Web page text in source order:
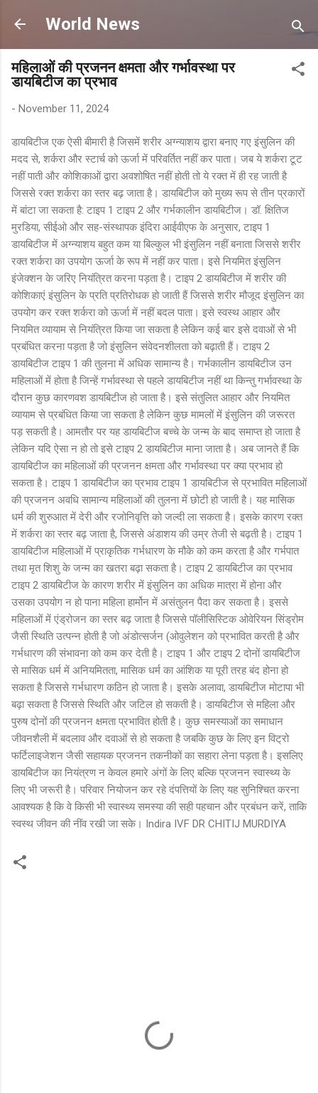
Skip to main content
World News
महिलाओं की प्रजनन क्षमता और गर्भावस्था पर
डायबिटीज का प्रभाव
- November 11, 2024
डायबिटीज एक ऐसी बीमारी है जिसमें शरीर अग्न्याशय द्वारा बनाए गए इंसुलिन की
मदद से, शर्करा और स्टार्च को ऊर्जा में परिवर्तित नहीं कर पाता। जब ये शर्करा टूट
नहीं पाती और कोशिकाओं द्वारा अवशोषित नहीं होती तो ये रक्त में ही रह जाती है
जिससे रक्त शर्करा का स्तर बढ़ जाता है। डायबिटीज को मुख्य रूप से तीन प्रकारों
में बांटा जा सकता है: टाइप 1 टाइप 2 और गर्भकालीन डायबिटीज। डॉ. क्षितिज
मुरडिया, सीईओ और सह-संस्थापक इंदिरा आईवीएफ के अनुसार, टाइप 1
डायबिटीज में अग्न्याशय बहुत कम या बिल्कुल भी इंसुलिन नहीं बनाता जिससे शरीर
रक्त शर्करा का उपयोग ऊर्जा के रूप में नहीं कर पाता। इसे नियमित इंसुलिन
इंजेक्शन के जरिए नियंत्रित करना पड़ता है। टाइप 2 डायबिटीज में शरीर की
कोशिकाएं इंसुलिन के प्रति प्रतिरोधक हो जाती हैं जिससे शरीर मौजूद इंसुलिन का
उपयोग कर रक्त शर्करा को ऊर्जा में नहीं बदल पाता। इसे स्वस्थ आहार और
नियमित व्यायाम से नियंत्रित किया जा सकता है लेकिन कई बार इसे दवाओं से भी
प्रबंधित करना पड़ता है जो इंसुलिन संवेदनशीलता को बढ़ाती हैं। टाइप 2
डायबिटीज टाइप 1 की तुलना में अधिक सामान्य है। गर्भकालीन डायबिटीज उन
महिलाओं में होता है जिन्हें गर्भावस्था से पहले डायबिटीज नहीं था किन्तु गर्भावस्था के
दौरान कुछ कारणवश डायबिटीज हो जाता है। इसे संतुलित आहार और नियमित
व्यायाम से प्रबंधित किया जा सकता है लेकिन कुछ मामलों में इंसुलिन की जरूरत
पड़ सकती है। आमतौर पर यह डायबिटीज बच्चे के जन्म के बाद समाप्त हो जाता है
लेकिन यदि ऐसा न हो तो इसे टाइप 2 डायबिटीज माना जाता है। अब जानते हैं कि
डायबिटीज का महिलाओं की प्रजनन क्षमता और गर्भावस्था पर क्या प्रभाव हो
सकता है। टाइप 1 डायबिटीज का प्रभाव टाइप 1 डायबिटीज से प्रभावित महिलाओं
की प्रजनन अवधि सामान्य महिलाओं की तुलना में छोटी हो जाती है। यह मासिक
धर्म की शुरुआत में देरी और रजोनिवृत्ति को जल्दी ला सकता है। इसके कारण रक्त
में शर्करा का स्तर बढ़ जाता है, जिससे अंडाशय की उम्र तेजी से बढ़ती है। टाइप 1
डायबिटीज महिलाओं में प्राकृतिक गर्भधारण के मौके को कम करता है और गर्भपात
तथा मृत शिशु के जन्म का खतरा बढ़ा सकता है। टाइप 2 डायबिटीज का प्रभाव
टाइप 2 डायबिटीज के कारण शरीर में इंसुलिन का अधिक मात्रा में होना और
उसका उपयोग न हो पाना महिला हार्मोन में असंतुलन पैदा कर सकता है। इससे
महिलाओं में एंड्रोजन का स्तर बढ़ जाता है जिससे पॉलीसिस्टिक ओवेरियन सिंड्रोम
जैसी स्थिति उत्पन्न होती है जो अंडोत्सर्जन (ओवुलेशन को प्रभावित करती है और
गर्भधारण की संभावना को कम कर देती है। टाइप 1 और टाइप 2 दोनों डायबिटीज
से मासिक धर्म में अनियमितता, मासिक धर्म का आंशिक या पूरी तरह बंद होना हो
सकता है जिससे गर्भधारण कठिन हो जाता है। इसके अलावा, डायबिटीज मोटापा भी
बढ़ा सकता है जिससे स्थिति और जटिल हो सकती है। डायबिटीज से महिला और
पुरुष दोनों की प्रजनन क्षमता प्रभावित होती है। कुछ समस्याओं का समाधान
जीवनशैली में बदलाव और दवाओं से हो सकता है जबकि कुछ के लिए इन विट्रो
फर्टिलाइजेशन जैसी सहायक प्रजनन तकनीकों का सहारा लेना पड़ता है। इसलिए
डायबिटीज का नियंत्रण न केवल हमारे अंगों के लिए बल्कि प्रजनन स्वास्थ्य के
लिए भी जरूरी है। परिवार नियोजन कर रहे दंपत्तियों के लिए यह सुनिश्चित करना
आवश्यक है कि वे किसी भी स्वास्थ्य समस्या की सही पहचान और प्रबंधन करें, ताकि
स्वस्थ जीवन की नींव रखी जा सके। Indira IVF DR CHITIJ MURDIYA